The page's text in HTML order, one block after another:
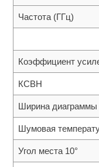
Частота (ГГц)
Коэффициент
КСВН
Ширина диаграммы
Шумовая
Угол места 10°